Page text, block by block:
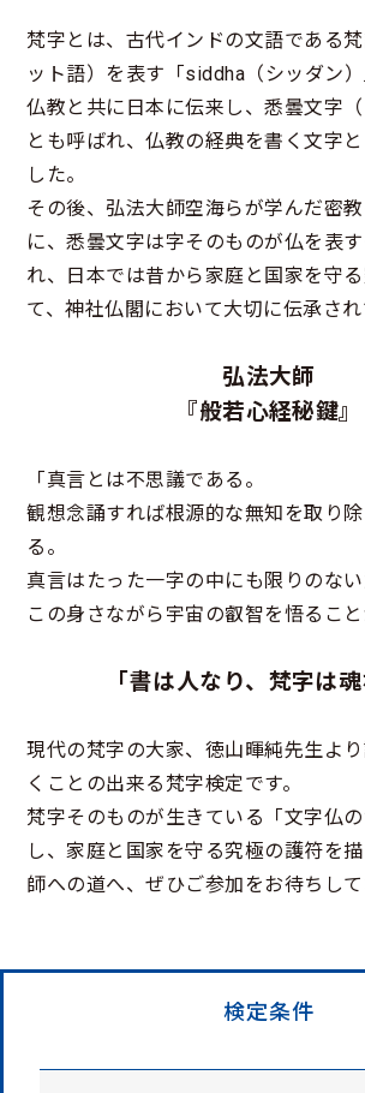
梵字とは、古代インドの文語である
ット語）を表す「siddha（シッダン
仏教と共に日本に伝来し、悉曇文字（
とも呼ばれ、仏教の経典を書く文字
した。
その後、弘法大師空海らが学んだ密
に、悉曇文字は字そのものが仏を表
れ、日本では昔から家庭と国家を守
て、神社仏閣において大切に伝承され
弘法大師
『般若心経秘鍵』
「真言とは不思議である。
観想念誦すれば根源的な無知を取り
る。
真言はたった一字の中にも限りのない
この身さながら宇宙の叡智を悟ること
「書は人なり、梵字は魂
現代の梵字の大家、徳山暉純先生よ
くことの出来る梵字検定です。
梵字そのものが生きている「文字仏
し、家庭と国家を守る究極の護符を
師への道へ、ぜひご参加をお待ちして
検定条件